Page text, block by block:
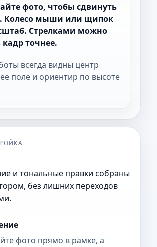
фото, чтобы сдвинуть
Колесо мыши или щипок
Стрелками можно
точнее.
всегда видны центр
поле и ориентир по высоте
и тональные правки собраны
без лишних переходов
фото прямо в рамке, а